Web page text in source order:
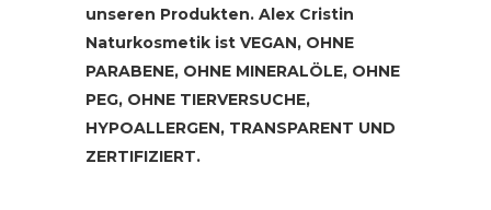
unseren Produkten. Alex Cristin
Naturkosmetik ist VEGAN, OHNE
PARABENE, OHNE MINERALÖLE, OHNE
PEG, OHNE TIERVERSUCHE,
HYPOALLERGEN, TRANSPARENT UND
ZERTIFIZIERT.